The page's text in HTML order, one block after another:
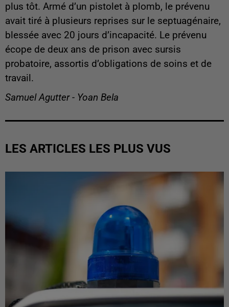
plus tôt. Armé d’un pistolet à plomb, le prévenu
avait tiré à plusieurs reprises sur le septuagénaire,
blessée avec 20 jours d’incapacité. Le prévenu
écope de deux ans de prison avec sursis
probatoire, assortis d’obligations de soins et de
travail.
Samuel Agutter - Yoan Bela
LES ARTICLES LES PLUS VUS